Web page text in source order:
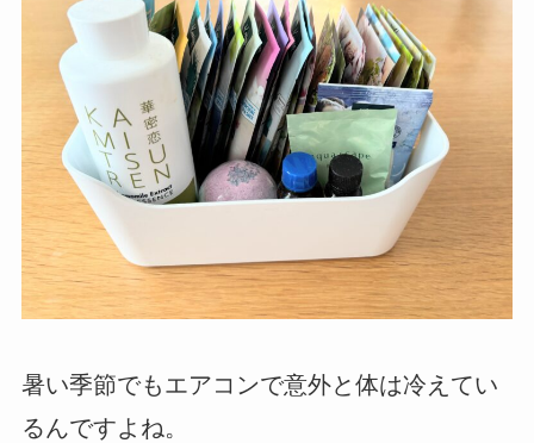
暑い季節でもエアコンで意外と体は冷えてい
るんですよね。